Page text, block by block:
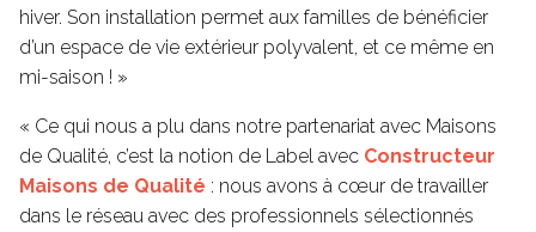
hiver. Son installation permet aux familles de bénéficier
d’un espace de vie extérieur polyvalent, et ce même en
mi-saison ! »
« Ce qui nous a plu dans notre partenariat avec Maisons
de Qualité, c’est la notion de Label avec Constructeur
Maisons de Qualité : nous avons à cœur de travailler
dans le réseau avec des professionnels sélectionnés